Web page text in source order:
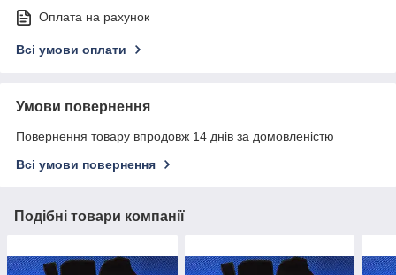
Оплата на рахунок
Всі умови оплати
Умови повернення
Повернення товару впродовж 14 днів за домовленістю
Всі умови повернення
Подібні товари компанії